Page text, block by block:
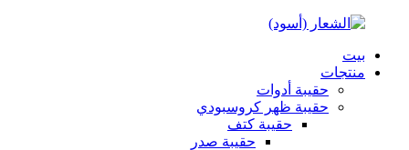
بيت
منتجات
حقيبة أدوات
حقيبة ظهر كروسبودي
حقيبة كتف
حقيبة صدر